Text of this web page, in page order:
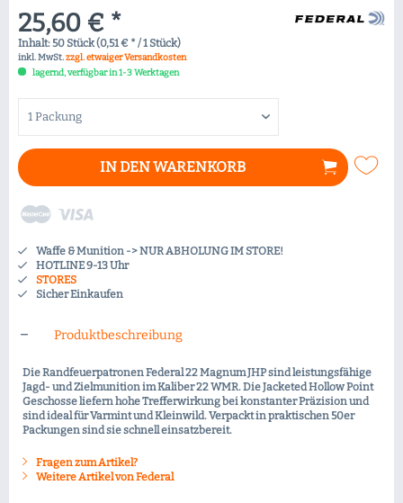
25,60 € *
Inhalt:50 Stück (0,51 € * / 1 Stück)
inkl. MwSt.zzgl. etwaiger Versandkosten
lagernd, verfügbar in 1-3 Werktagen
IN DENWARENKORB
Waffe & Munition -> NUR ABHOLUNG IM STORE!
HOTLINE 9-13 Uhr
STORES
Sicher Einkaufen
Produktbeschreibung
Die Randfeuerpatronen Federal 22 Magnum JHP sind leistungsfähige
Jagd- und Zielmunition im Kaliber 22 WMR. Die Jacketed Hollow Point
Geschosse liefern hohe Trefferwirkung bei konstanter Präzision und
sind ideal für Varmint und Kleinwild. Verpackt in praktischen 50er
Packungen sind sie schnell einsatzbereit.
Fragen zum Artikel?
Weitere Artikel von Federal